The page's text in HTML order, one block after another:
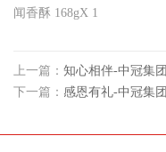
闻香酥 168gX 1
上一篇： 知心相伴-中冠集团
下一篇： 感恩有礼-中冠集团